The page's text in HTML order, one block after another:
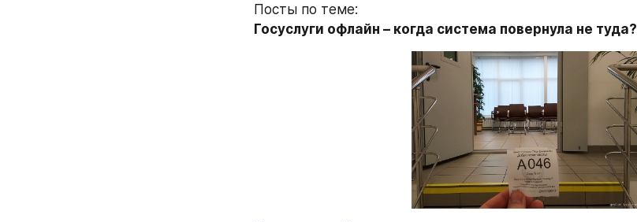
Посты по теме:
Госуслуги офлайн – когда система повернула не туда?